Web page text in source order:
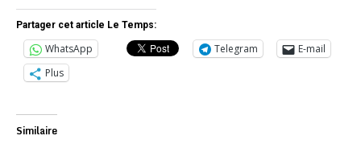
Partager cet article Le Temps:
WhatsApp Telegram
E-mail
Plus
Similaire